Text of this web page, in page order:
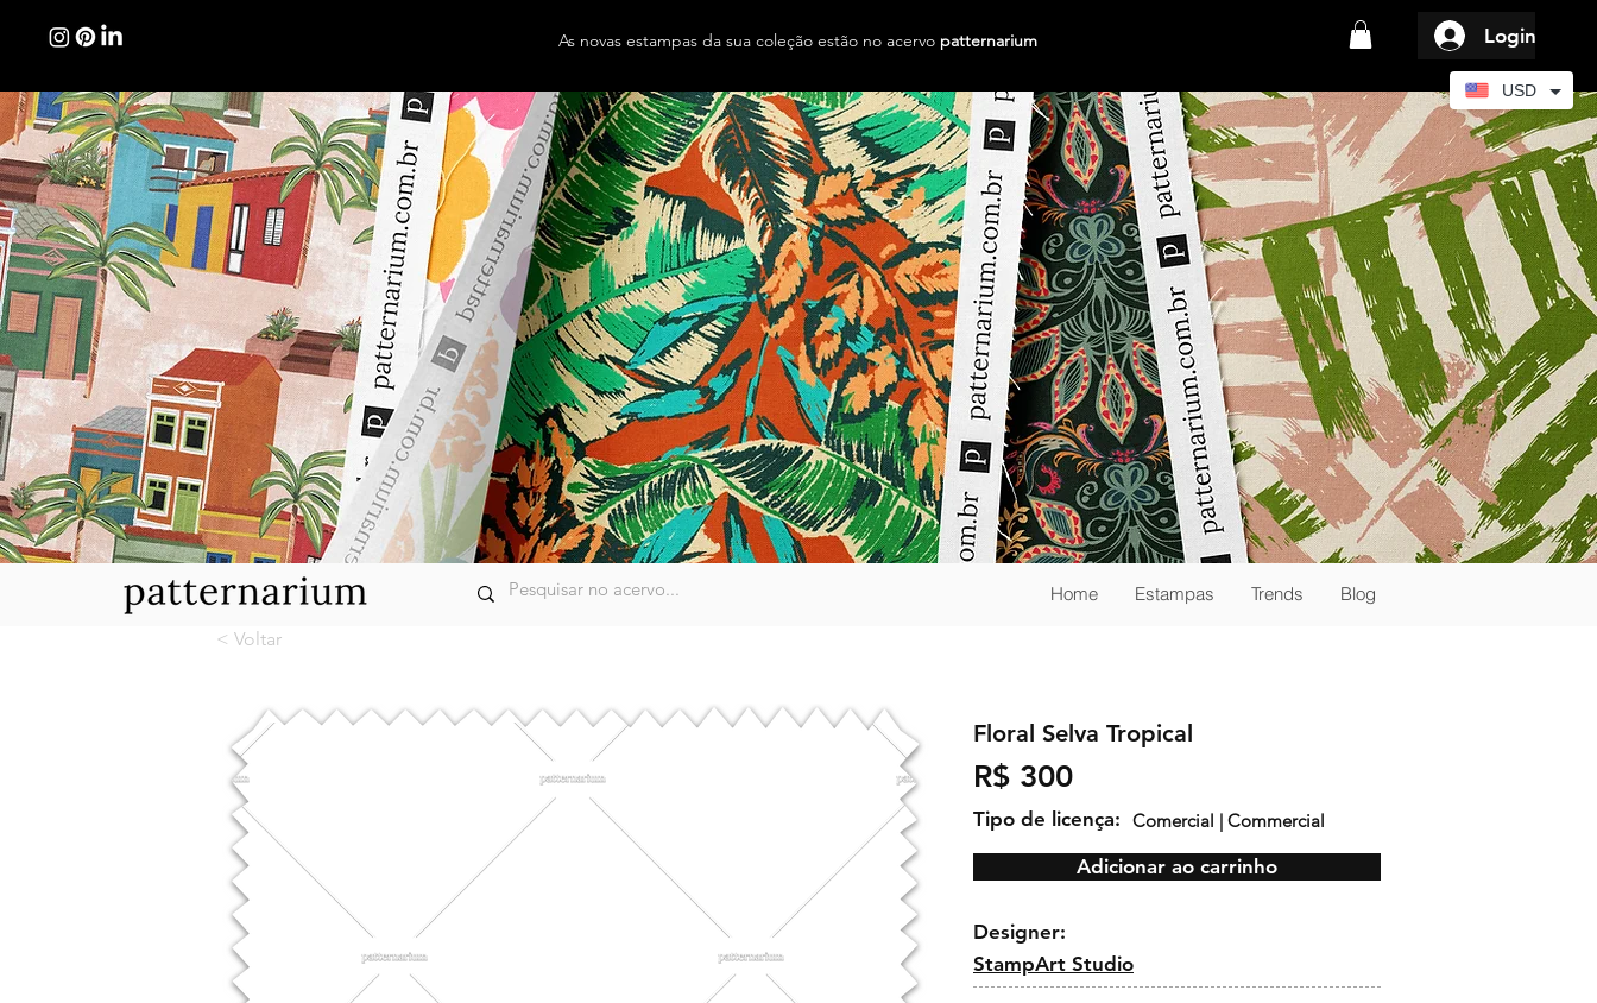
As novas estampas da sua coleção estão no acervo patternarium Login
Home Estampas Trends
Blog
< Voltar
Floral Selva Tropical
R$ 300
Tipo de licença: Comercial | Commercial
Adicionar ao carrinho
Designer:
StampArt Studio
USD